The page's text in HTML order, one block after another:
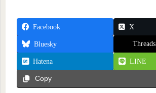
Facebook X
Bluesky Threads
Hatena LINE
Copy